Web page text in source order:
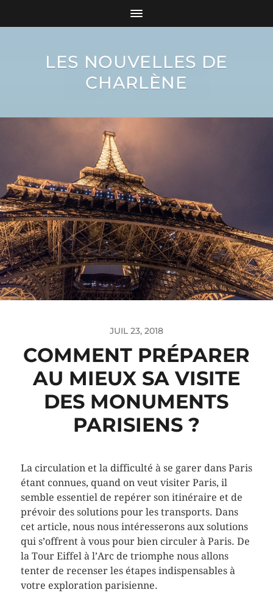
LES NOUVELLES DE
CHARLÈNE
JUIL 23, 2018
COMMENT PRÉPARER
AU MIEUX SA VISITE
DES MONUMENTS
PARISIENS ?
La circulation et la difficulté à se garer dans Paris
étant connues, quand on veut visiter Paris, il
semble essentiel de repérer son itinéraire et de
prévoir des solutions pour les transports. Dans
cet article, nous nous intéresserons aux solutions
qui s’offrent à vous pour bien circuler à Paris. De
la Tour Eiffel à l’Arc de triomphe nous allons
tenter de recenser les étapes indispensables à
votre exploration parisienne.